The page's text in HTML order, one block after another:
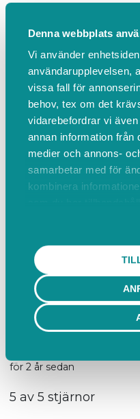
Denna webbplats
Vi använder
användarupplevelsen,
vissa fall för
behov, tex om det
vidarebefordrar vi
annan information från
medier och annons-
samarbetar med för
kombinera
Anonym användare
för ungefär 1 år sedan
5 av 5 stjärnor
Underbart!
för ungefär 1 år sedan
5 av 5 stjärnor
Var denna recension
för 2 år sedan
5 av 5 stjärnor